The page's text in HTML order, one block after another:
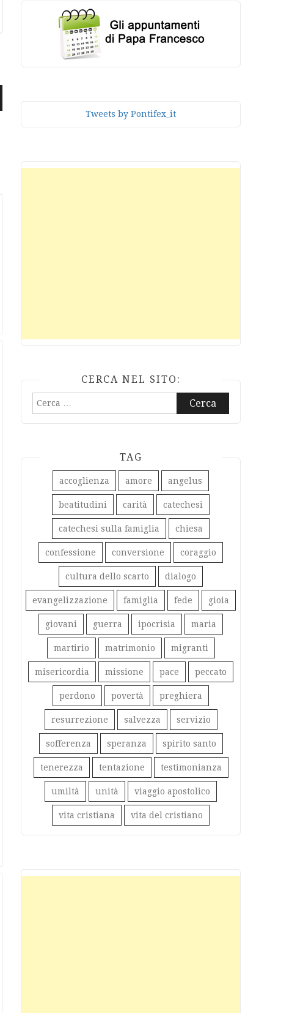
Tweets by Pontifex_it
CERCA NEL SITO:
Ricerca
TAG
accoglienza amore angelus
beatitudini carità catechesi
catechesi sulla famiglia chiesa
confessione conversione coraggio
cultura dello scarto dialogo
evangelizzazione famiglia fede gioia
giovani guerra ipocrisia maria
martirio matrimonio migranti
misericordia missione pace peccato
perdono povertà preghiera
resurrezione salvezza servizio
sofferenza speranza spirito santo
tenerezza tentazione testimonianza
umiltà unità viaggio apostolico
vita cristiana vita del cristiano